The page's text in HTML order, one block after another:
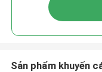
Sản phẩm khuyến